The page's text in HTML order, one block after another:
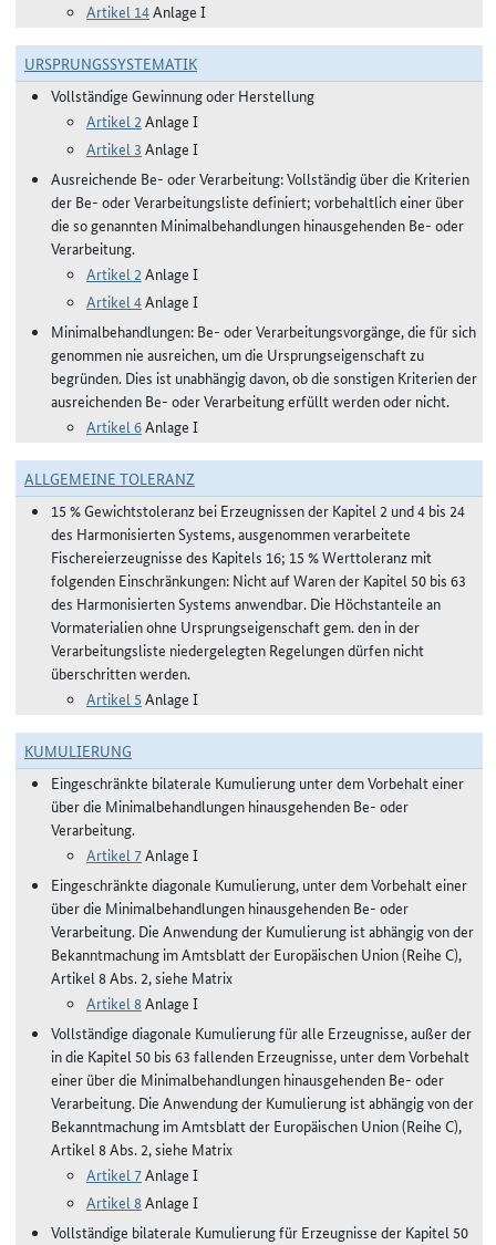
Artikel 14Anlage I
URSPRUNGSSYSTEMATIK
Vollständige Gewinnung oder Herstellung
Artikel 2 Anlage I
Artikel 3 Anlage I
Ausreichende Be- oder Verarbeitung: Vollständig über die Kriterien
der Be- oder Verarbeitungsliste definiert; vorbehaltlich einer über
die so genannten Minimalbehandlungen hinausgehenden Be- oder
Verarbeitung.
Artikel 2 Anlage I
Artikel 4Anlage I
Minimalbehandlungen: Be- oder Verarbeitungsvorgänge, die für sich
genommen nie ausreichen, um die Ursprungseigenschaft zu
begründen. Dies ist unabhängig davon, ob die sonstigen Kriterien der
ausreichenden Be- oder Verarbeitung erfüllt werden oder nicht.
Artikel 6Anlage I
ALLGEMEINE TOLERANZ
15 % Gewichtstoleranz bei Erzeugnissen der Kapitel 2 und 4 bis 24
des Harmonisierten Systems, ausgenommen verarbeitete
Fischereierzeugnisse des Kapitels 16; 15 % Werttoleranz mit
folgenden Einschränkungen: Nicht auf Waren der Kapitel 50 bis 63
des Harmonisierten Systems anwendbar. Die Höchstanteile an
Vormaterialien ohne Ursprungseigenschaft gem. den in der
Verarbeitungsliste niedergelegten Regelungen dürfen nicht
überschritten werden.
Artikel 5 Anlage I
KUMULIERUNG
Eingeschränkte bilaterale Kumulierung unter dem Vorbehalt einer
über die Minimalbehandlungen hinausgehenden Be- oder
Verarbeitung.
Artikel 7Anlage I
Eingeschränkte diagonale Kumulierung, unter dem Vorbehalt einer
über die Minimalbehandlungen hinausgehenden Be- oder
Verarbeitung. Die Anwendung der Kumulierung ist abhängig von der
Bekanntmachung im Amtsblatt der Europäischen Union (Reihe C),
Artikel 8 Abs. 2, siehe Matrix
Artikel 8Anlage I
Vollständige diagonale Kumulierung für alle Erzeugnisse, außer der
in die Kapitel 50 bis 63 fallenden Erzeugnisse, unter dem Vorbehalt
einer über die Minimalbehandlungen hinausgehenden Be- oder
Verarbeitung. Die Anwendung der Kumulierung ist abhängig von der
Bekanntmachung im Amtsblatt der Europäischen Union (Reihe C),
Artikel 8 Abs. 2, siehe Matrix
Artikel 7Anlage I
Artikel 8Anlage I
Vollständige bilaterale Kumulierung für Erzeugnisse der Kapitel 50